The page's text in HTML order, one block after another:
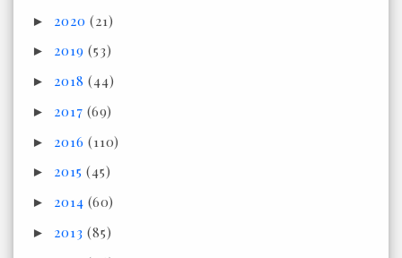
► 2020(21)
► 2019(53)
► 2018(44)
► 2017(69)
► 2016(110)
► 2015(45)
► 2014(60)
► 2013(85)